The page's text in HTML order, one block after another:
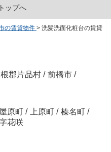
ップへ
の賃貸物件 > 洗髪洗面化粧台の賃貸
郡片品村 / 前橋市 /
原町 / 上原町 / 榛名町 /
花咲